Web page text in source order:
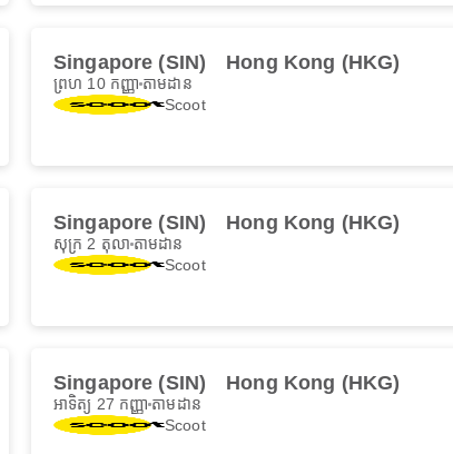
Singapore (SIN) Hong Kong (HKG)
ព្រហ 10 កញ្ញា តាមដាន
Scoot
Singapore (SIN) Hong Kong (HKG)
សុក្រ 2 តុលា តាមដាន
Scoot
Singapore (SIN) Hong Kong (HKG)
អាទិត្យ 27 កញ្ញា តាមដាន
Scoot